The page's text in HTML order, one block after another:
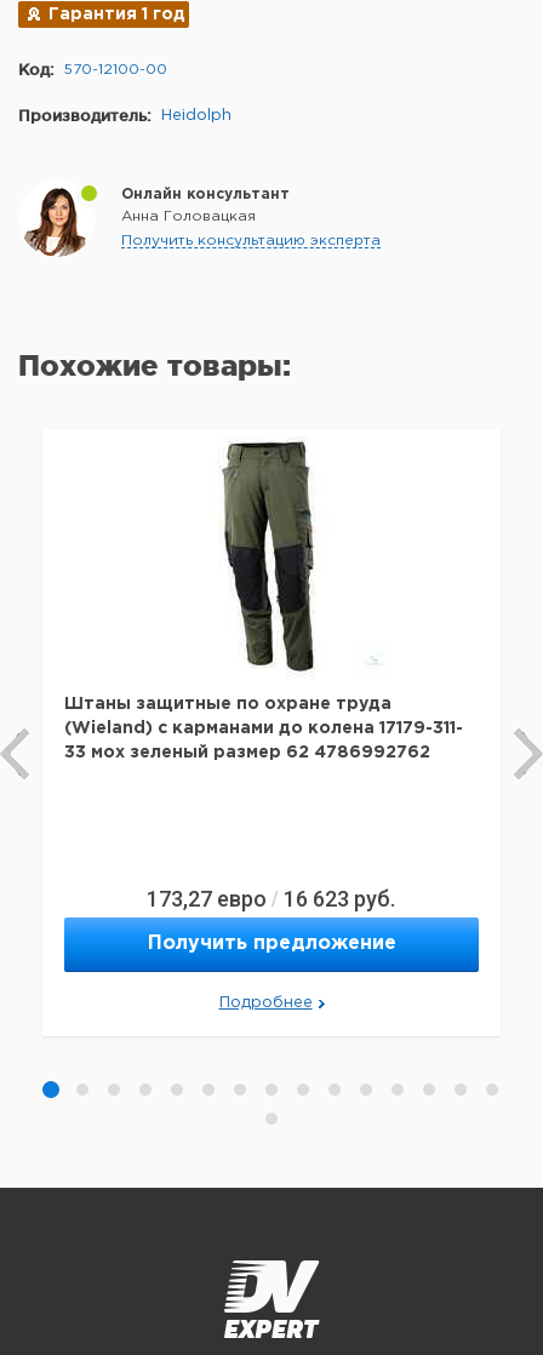
Гарантия 1 год
Код: 570-12100-00
Производитель: Heidolph
Онлайн консультант
Анна Головацкая
Получить консультацию эксперта
Похожие товары:
Штаны защитные по охране труда
(Wieland) с карманами до колена 17179-311-
33 мох зеленый размер 62 4786992762
173,27 евро / 16 623 руб.
Получить предложение
Подробнее